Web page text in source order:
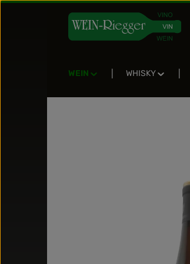
Zum Hauptinhalt springen
Zur Suche springen
Zur Hauptnavigation springen
WEIN WHISKY